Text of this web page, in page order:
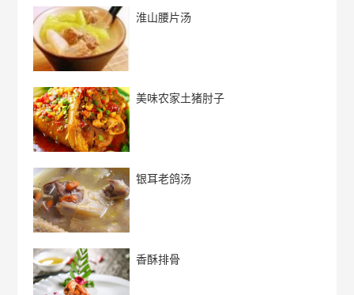
淮山腰片汤
美味农家土猪肘子
银耳老鸽汤
香酥排骨